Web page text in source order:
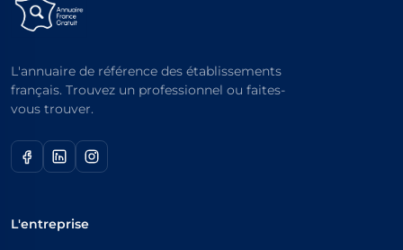
L'annuaire de référence des établissements
français. Trouvez un professionnel ou faites-
vous trouver.
L'entreprise